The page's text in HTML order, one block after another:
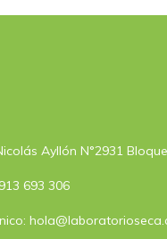
Ayllón N°2931
693 306